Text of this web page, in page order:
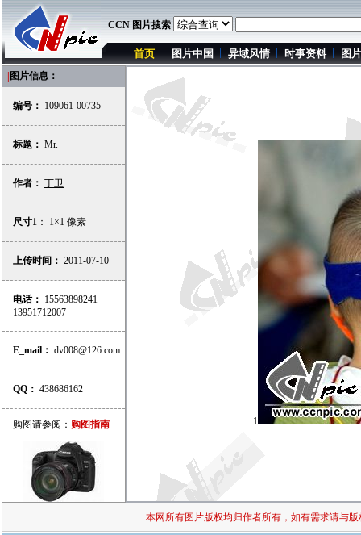
CCN 图片搜索
首页 图片中国 异域风情 时事资料 图
图片信息：
编号： 109061-00735
标题： Mr.
作者： 丁卫
尺寸1 ： 1×1 像素
上传时间： 2011-07-10
电话： 15563898241
13951712007
E_mail： dv008@126.com
QQ： 438686162
购图请参阅： 购图指南 1
本网所有图片版权均归作者所有，如有需求请与